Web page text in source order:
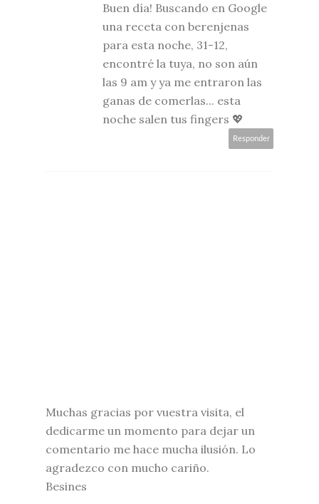
Buen día! Buscando en Google
una receta con berenjenas
para esta noche, 31-12,
encontré la tuya, no son aún
las 9 am y ya me entraron las
ganas de comerlas... esta
noche salen tus fingers 💖
Responder
Muchas gracias por vuestra visita, el
dedicarme un momento para dejar un
comentario me hace mucha ilusión. Lo
agradezco con mucho cariño.
Besines